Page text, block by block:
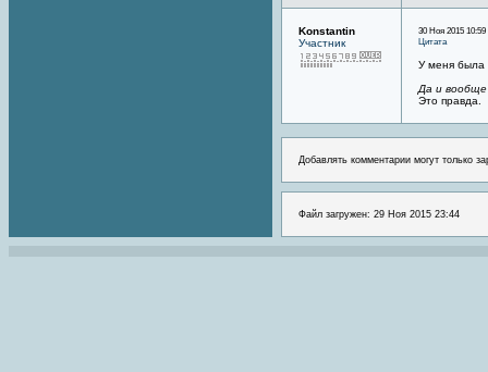
Konstantin
Участник
30 Ноя 2015
Цитата
У меня была
Да и вообще
Это правда.
Добавлять комментарии могут только
Файл загружен: 29 Ноя 2015 23:44